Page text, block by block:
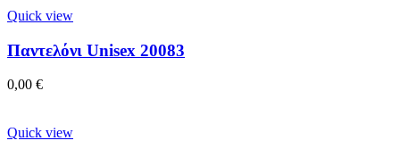
Quick view
Παντελόνι Unisex 20083
0,00 €
Quick view